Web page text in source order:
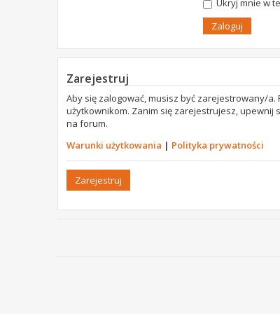
Ukryj mnie w
Zarejestruj
Aby się zalogować, musisz być zarejestrowany/
użytkownikom. Zanim się zarejestrujesz, upewnij
na forum.
Warunki użytkowania | Polityka prywatności
Zarejestruj